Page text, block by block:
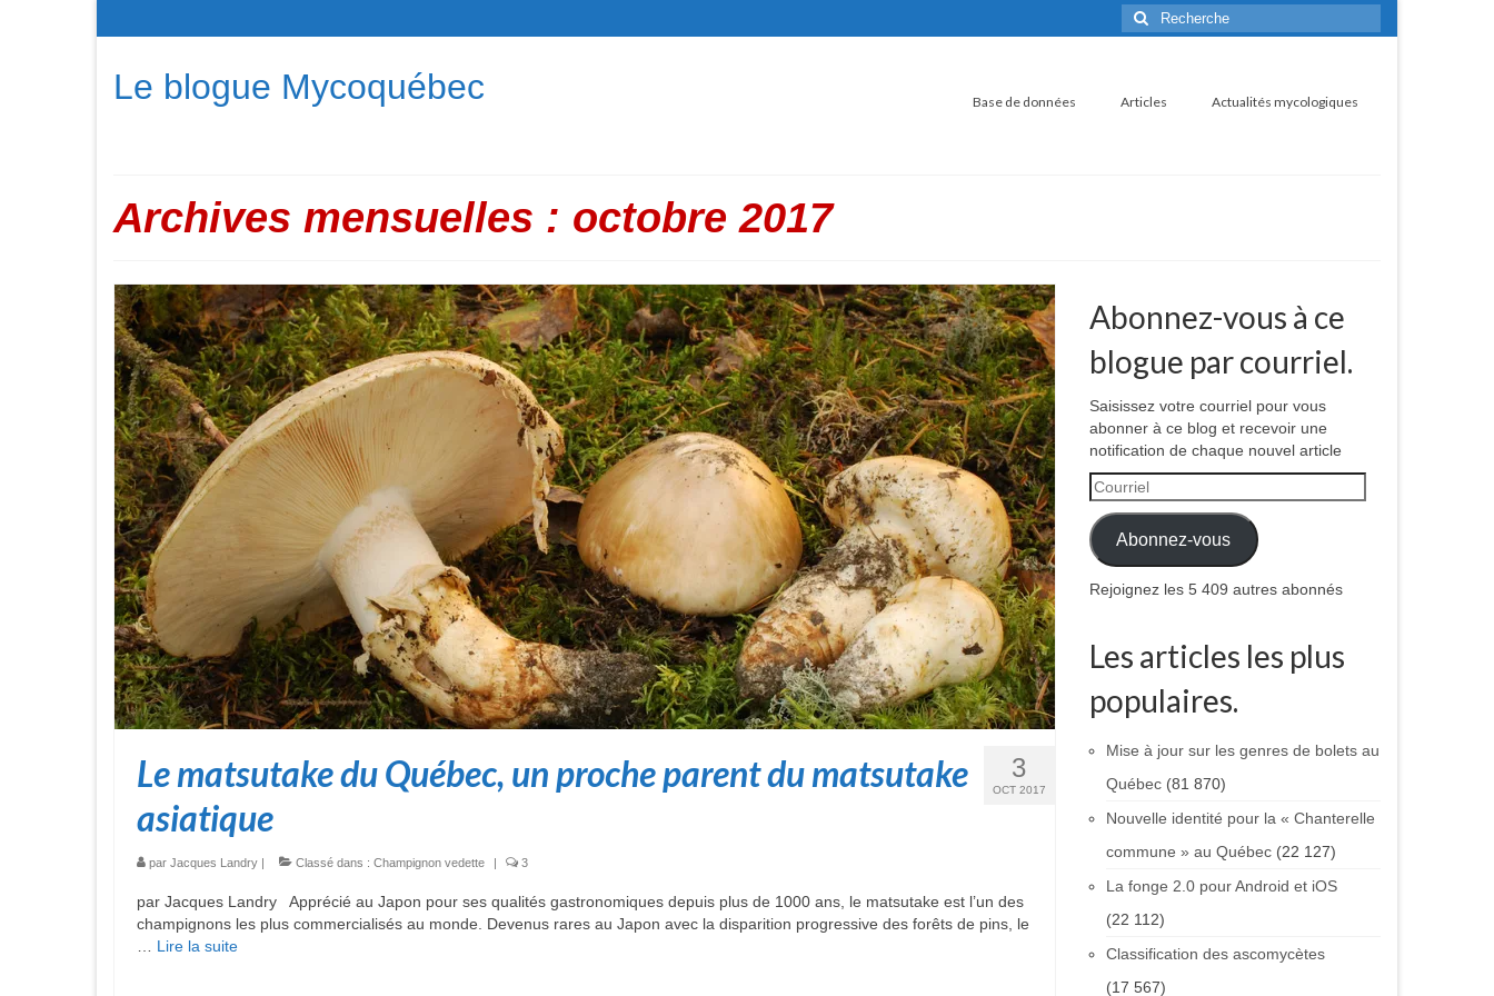
Rechercher
:
Le blogue Mycoquébec Base de données Articles Actualités mycologiques
Archives mensuelles : octobre 2017
3
OCT 2017
Le matsutake du Québec, un proche parent du matsutake
asiatique
par Jacques Landry | Classé dans : Champignon vedette | 3
par Jacques Landry Apprécié au Japon pour ses qualités gastronomiques depuis plus de 1000 ans, le matsutake est l’un des
champignons les plus commercialisés au monde. Devenus rares au Japon avec la disparition progressive des forêts de pins, le
Lire la suite­­
Abonnez-vous à ce
blogue par courriel.
Saisissez votre courriel pour vous
abonner à ce blog et recevoir une
notification de chaque nouvel article
Courriel
Abonnez-vous
Rejoignez les 5 409 autres abonnés
Les articles les plus
populaires.
Mise à jour sur les genres de bolets au
Québec (81 870)
Nouvelle identité pour la « Chanterelle
commune » au Québec (22 127)
La fonge 2.0 pour Android et iOS
(22 112)
Classification des ascomycètes
(17 567)